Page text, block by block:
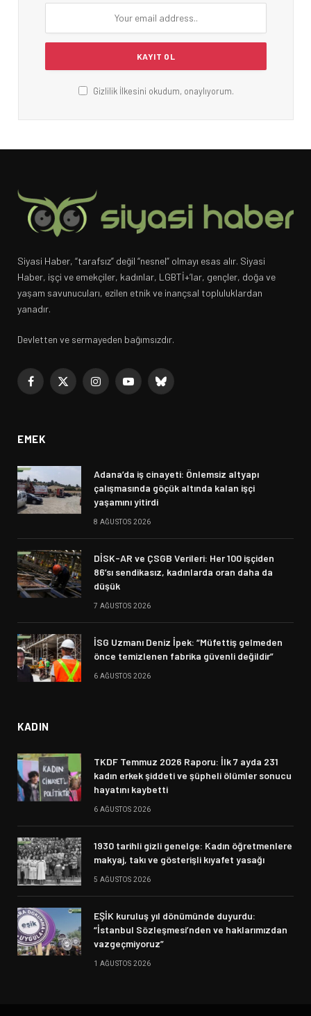
Gizlilik İlkesini okudum, onaylıyorum.
Siyasi Haber, “tarafsız” değil “nesnel” olmayı esas alır. Siyasi
Haber, işçi ve emekçiler, kadınlar, LGBTİ+’lar, gençler, doğa ve
yaşam savunucuları, ezilen etnik ve inançsal topluluklardan
yanadır.
Devletten ve sermayeden bağımsızdır.
Facebook
X
InstagramYouTubeBluesky
EMEK
Adana’da iş cinayeti: Önlemsiz altyapı
çalışmasında göçük altında kalan işçi
yaşamını yitirdi
8 AĞUSTOS 2026
DİSK-AR ve ÇSGB Verileri: Her 100 işçiden
86’sı sendikasız, kadınlarda oran daha da
düşük
7 AĞUSTOS 2026
İSG Uzmanı Deniz İpek: “Müfettiş gelmeden
önce temizlenen fabrika güvenli değildir”
6 AĞUSTOS 2026
KADIN
TKDF Temmuz 2026 Raporu: İlk 7 ayda 231
kadın erkek şiddeti ve şüpheli ölümler sonucu
hayatını kaybetti
6 AĞUSTOS 2026
1930 tarihli gizli genelge: Kadın öğretmenlere
makyaj, takı ve gösterişli kıyafet yasağı
5 AĞUSTOS 2026
EŞİK kuruluş yıl dönümünde duyurdu:
“İstanbul Sözleşmesi’nden ve haklarımızdan
vazgeçmiyoruz”
1 AĞUSTOS 2026